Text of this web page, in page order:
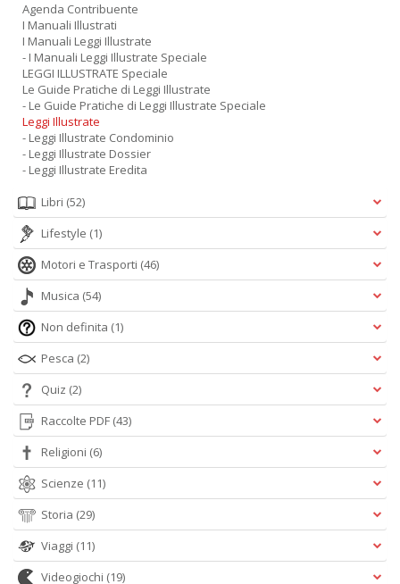
Agenda Contribuente
I Manuali Illustrati
I Manuali Leggi Illustrate
- I Manuali Leggi Illustrate Speciale
LEGGI ILLUSTRATE Speciale
Le Guide Pratiche di Leggi Illustrate
- Le Guide Pratiche di Leggi Illustrate Speciale
Leggi Illustrate
- Leggi Illustrate Condominio
- Leggi Illustrate Dossier
- Leggi Illustrate Eredita
Libri (52)
Lifestyle (1)
Motori e Trasporti (46)
Musica (54)
Non definita (1)
Pesca (2)
Quiz (2)
Raccolte PDF (43)
Religioni (6)
Scienze (11)
Storia (29)
Viaggi (11)
Videogiochi (19)